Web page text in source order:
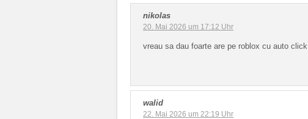
nikolas
20. Mai 2026 um 17:12 Uhr
vreau sa dau foarte are pe roblox cu auto click
walid
22. Mai 2026 um 22:19 Uhr